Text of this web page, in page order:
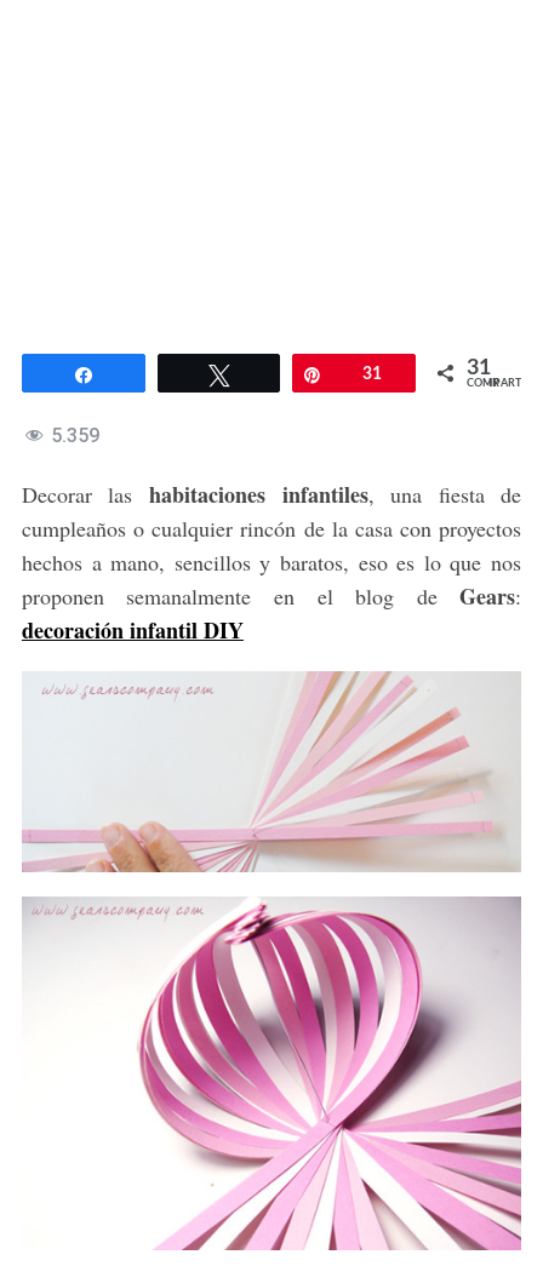
Twittear 31 31
COMPARTIR
5.359
Decorar las habitaciones infantiles, una fiesta de
cumpleaños o cualquier rincón de la casa con proyectos
hechos a mano, sencillos y baratos, eso es lo que nos
proponen semanalmente en el blog deGears:
decoración infantil DIY